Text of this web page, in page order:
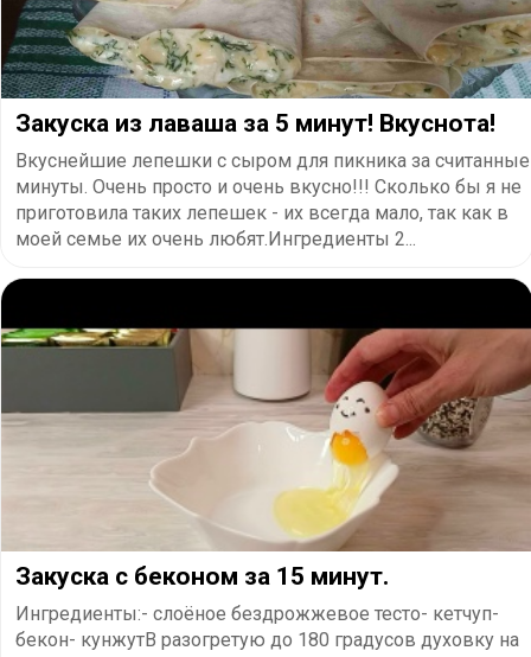
Закуска из лаваша за 5 минут! Вкуснота!
Вкуснейшие лепешки с сыром для пикника за считанные
минуты. Очень просто и очень вкусно!!! Сколько бы я не
приготовила таких лепешек - их всегда мало, так как в
моей семье их очень любят.Ингредиенты 2...
Закуска с беконом за 15 минут.
Ингредиенты:- слоёное бездрожжевое тесто- кетчуп-
бекон- кунжутВ разогретую до 180 градусов духовку на